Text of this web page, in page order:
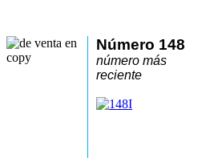
Número 148
número más
reciente